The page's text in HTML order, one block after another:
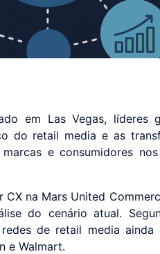
em Las Vegas, líderes
do retail media e as
e consumidores
na Mars United
do cenário atual.
de retail media
e Walmart.